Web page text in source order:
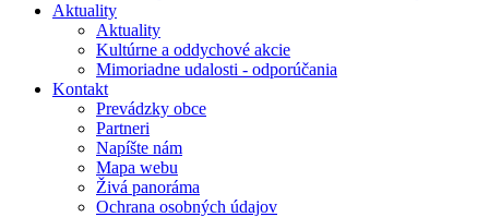
Aktuality
Aktuality
Kultúrne a oddychové akcie
Mimoriadne udalosti - odporúčania
Kontakt
Prevádzky obce
Partneri
Napíšte nám
Mapa webu
Živá panoráma
Ochrana osobných údajov